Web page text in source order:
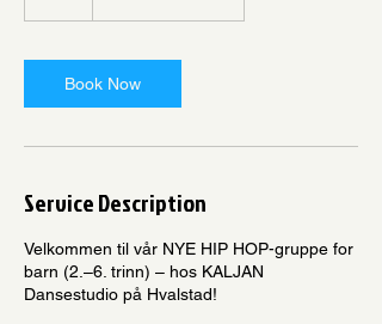
Book Now
Service Description
Velkommen til vår NYE HIP HOP-gruppe for
barn (2.–6. trinn) – hos KALJAN
Dansestudio på Hvalstad!